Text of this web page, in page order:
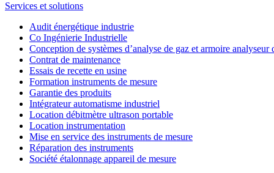
Services et solutions
Audit énergétique industrie
Co Ingénierie Industrielle
Conception de systèmes d’analyse de gaz et armoire analyseur
Contrat de maintenance
Essais de recette en usine
Formation instruments de mesure
Garantie des produits
Intégrateur automatisme industriel
Location débitmètre ultrason portable
Location instrumentation
Mise en service des instruments de mesure
Réparation des instruments
Société étalonnage appareil de mesure